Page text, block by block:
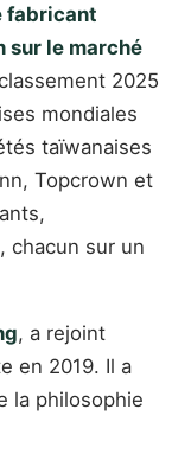
fabricant
sur le marché
2025
mondiales
taïwanaises
Topcrown et
chacun sur un
, a rejoint
en 2019. Il a
la philosophie